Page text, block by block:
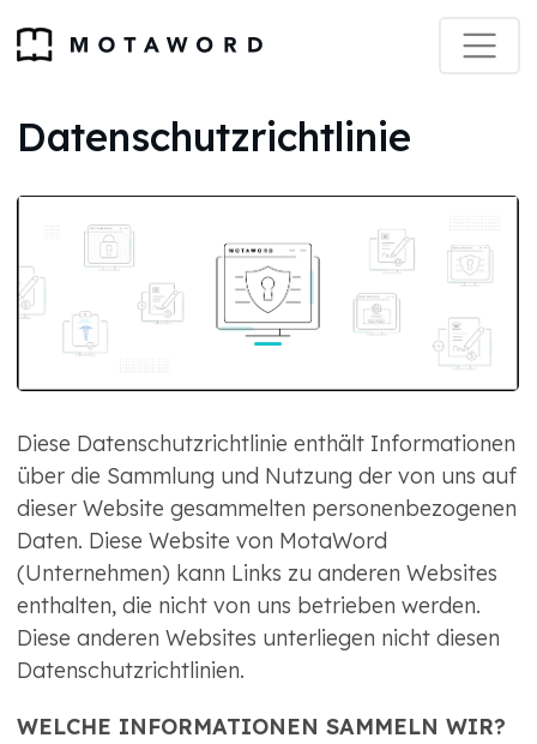
Datenschutzrichtlinie
Diese Datenschutzrichtlinie enthält Informationen
über die Sammlung und Nutzung der von uns auf
dieser Website gesammelten personenbezogenen
Daten. Diese Website von MotaWord
(Unternehmen) kann Links zu anderen Websites
enthalten, die nicht von uns betrieben werden.
Diese anderen Websites unterliegen nicht diesen
Datenschutzrichtlinien.
WELCHE INFORMATIONEN SAMMELN WIR?